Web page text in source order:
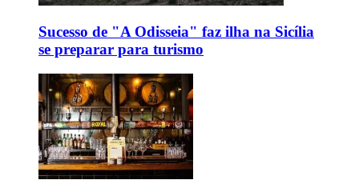
Sucesso de "A Odisseia" faz ilha na Sicília
se preparar para turismo